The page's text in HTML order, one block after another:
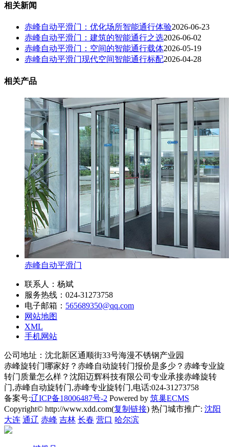
相关新闻
赤峰自动平滑门：优化场所智能通行体验2026-06-23
赤峰自动平滑门：建筑的智能通行之选2026-06-02
赤峰自动平滑门：空间的智能通行载体2026-05-19
赤峰自动平滑门现代空间智能通行标配2026-04-28
相关产品
赤峰自动平滑门
联系人：杨斌
服务热线：024-31273758
电子邮箱： 565689350@qq.com
网站地图
XML
手机网站
公司地址：沈北新区通顺街33号海漫不锈钢产业园
赤峰旋转门哪家好？赤峰自动旋转门报价是多少？赤峰专业旋
转门质量怎么样？沈阳迈辉科技有限公司专业承接赤峰旋转
门,赤峰自动旋转门,赤峰专业旋转门,电话:024-31273758
备案号:辽ICP备18006487号-2 Powered by 筑巢ECMS
Copyright© http://www.xdd.com(复制链接) 热门城市推广: 沈阳
大连 通辽 赤峰 吉林 长春 营口 哈尔滨